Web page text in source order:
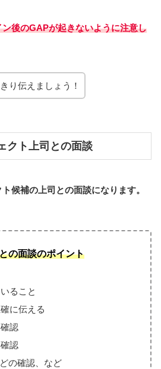
ン後のGAPが起きないように注意し
り伝えましょう！
クト上司との面談
候補の上司との面談になります。
の面談のポイント
ること
に伝える
認
認
の確認、など